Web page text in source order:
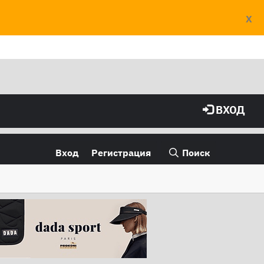
X
ВХОД
Вход Регистрация Поиск